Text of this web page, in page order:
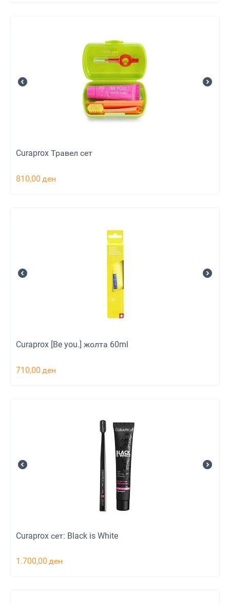
Curaprox Травел сет
810,00 ден
Curaprox [Be you.] жолта 60ml
710,00 ден
Curaprox сет: Black is White
1.700,00 ден